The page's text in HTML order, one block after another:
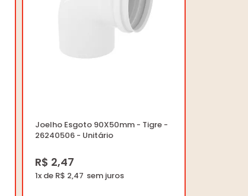
Joelho Esgoto 90X50mm - Tigre -
26240506 - Unitário
R$ 2,47
1x de R$ 2,47